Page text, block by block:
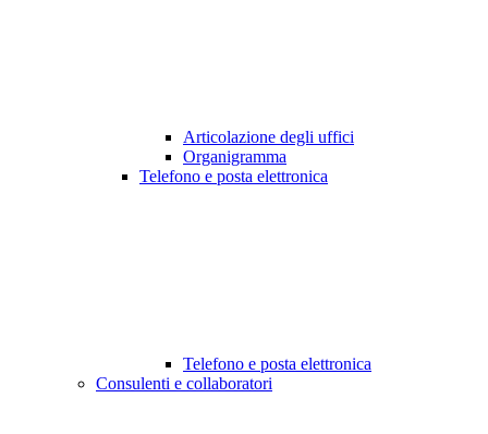
Articolazione degli uffici
Organigramma
Telefono e posta elettronica
Telefono e posta elettronica
Consulenti e collaboratori